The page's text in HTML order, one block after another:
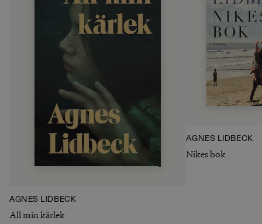
AGNES LIDBECK
All min kärlek
AGNES LIDBECK
Nikes bok